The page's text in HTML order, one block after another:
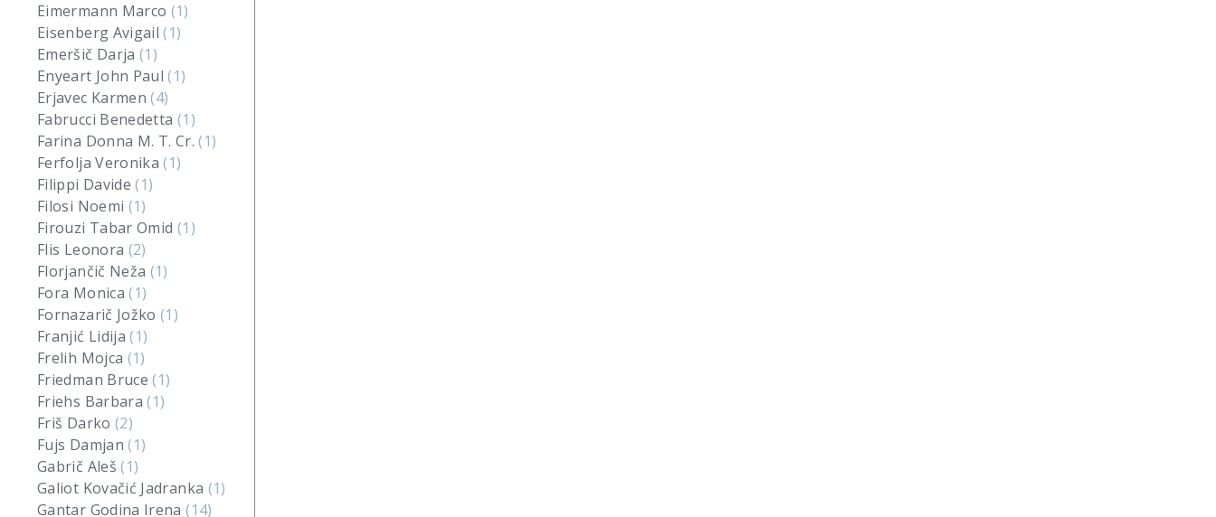
Eimermann Marco (1)
Eisenberg Avigail(1)
Emeršič Darja(1)
Enyeart John Paul(1)
Erjavec Karmen(4)
Fabrucci Benedetta (1)
Farina Donna M. T. Cr.(1)
Ferfolja Veronika(1)
Filippi Davide(1)
Filosi Noemi (1)
Firouzi Tabar Omid (1)
Flis Leonora (2)
Florjančič Neža (1)
Fora Monica(1)
Fornazarič Jožko(1)
Franjić Lidija(1)
Frelih Mojca (1)
Friedman Bruce(1)
Friehs Barbara(1)
Friš Darko (2)
Fujs Damjan(1)
Gabrič Aleš(1)
Galiot Kovačić Jadranka (1)
Gantar Godina Irena(14)